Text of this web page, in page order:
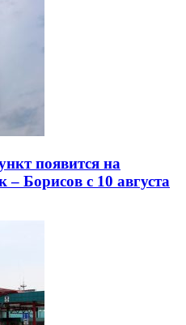
появится на
Борисов с 10 августа